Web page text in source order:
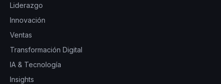
Liderazgo
Innovación
Ventas
Transformación Digital
IA & Tecnología
Insights